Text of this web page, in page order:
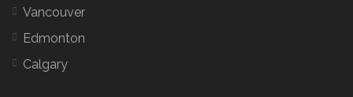
Vancouver
Edmonton
Calgary